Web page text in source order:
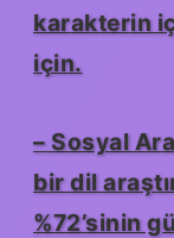
karakterin
için.
– Sosyal
bir dil
%72’sinin